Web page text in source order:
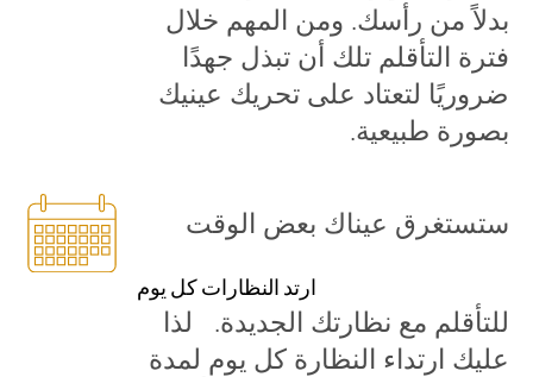
بدلاً من رأسك. ومن المهم خلال
فترة التأقلم تلك أن تبذل جهدًا
ضروريًا لتعتاد على تحريك عينيك
بصورة طبيعية.
ارتد النظارات كل يوم
ستستغرق عيناك بعض الوقت
للتأقلم مع نظارتك الجديدة. لذا
عليك ارتداء النظارة كل يوم لمدة